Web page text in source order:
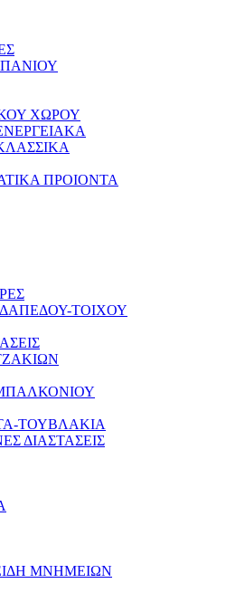
ΧΩΡΟΥ
ΠΡΟΙΟΝΤΑ
ΤΟΙΧΟΥ
ΤΟΥΒΛΑΚΙΑ
ΔΙΑΣΤΑΣΕΙΣ
ΜΝΗΜΕΙΩΝ